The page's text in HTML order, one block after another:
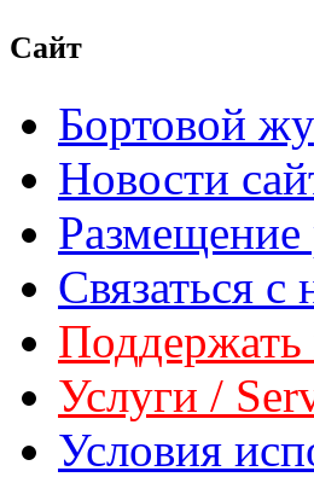
Сайт
Бортовой
Новости
Связаться
Поддержать
Услуги /
Условия